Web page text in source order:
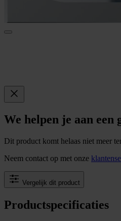
We helpen je aan een
Dit product komt helaas niet meer
Neem contact op met onze
Vergelijk dit product
Productspecificaties